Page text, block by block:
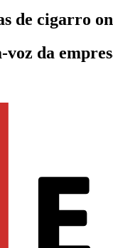
de cigarro
voz da